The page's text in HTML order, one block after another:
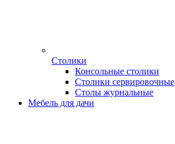
Столики
Консольные столики
Столики сервировочные
Столы журнальные
Мебель для дачи